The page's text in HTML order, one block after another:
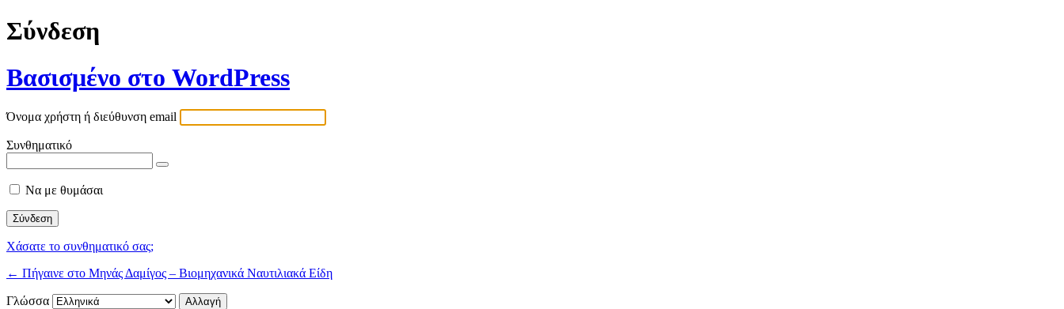
Σύνδεση
Βασισμένο στο WordPress
Όνομα χρήστη ή διεύθυνση email
Συνθηματικό
Να με θυμάσαι
Χάσατε το συνθηματικό σας;
← Πήγαινε στο Μηνάς Δαμίγος – Βιομηχανικά Ναυτιλιακά Είδη
Γλώσσα